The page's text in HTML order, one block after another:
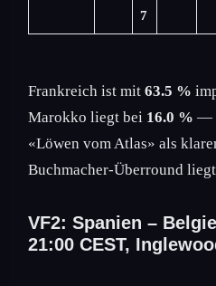
7
Frankreich ist mit 63.5 %
Marokko liegt bei 16.0 % —
«Löwen vom Atlas» als
Buchmacher-Überround
VF2: Spanien –
21:00 CEST,